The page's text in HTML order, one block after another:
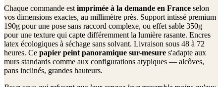
Chaque commande est imprimée à la demande en France selon
vos dimensions exactes, au millimètre près. Support intissé premium
190g pour une pose sans raccord complexe, ou effet sable 350g
pour une texture qui capte différemment la lumière rasante. Encres
latex écologiques à séchage sans solvant. Livraison sous 48 à 72
heures. Ce papier peint panoramique sur-mesure s'adapte aux
murs standards comme aux configurations atypiques — alcôves,
pans inclinés, grandes hauteurs.